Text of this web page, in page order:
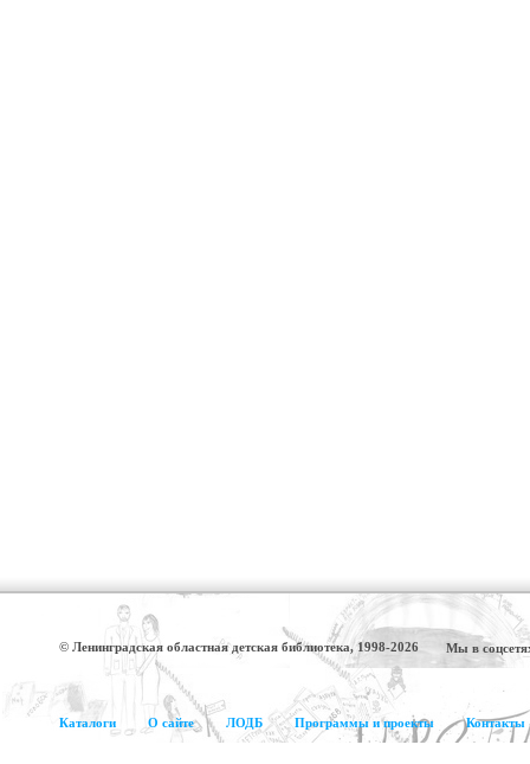
© Ленинградская областная детская библиотека, 1998-2026 Мы в
Каталоги О сайте ЛОДБ Программы и проекты Контакты